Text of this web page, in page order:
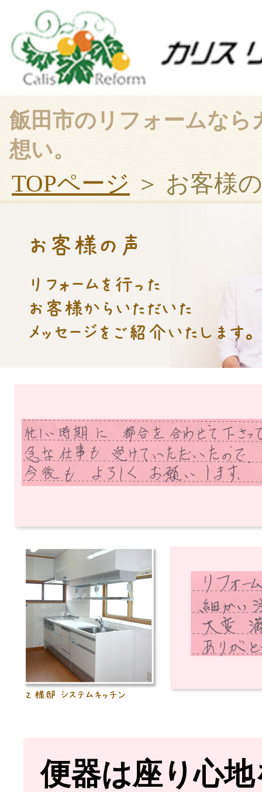
飯田市のリフォームな
想い。
TOPページ ＞ お客様
便器は座り心